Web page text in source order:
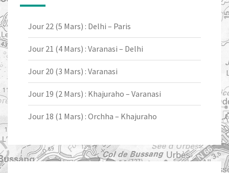
Jour 22 (5 Mars) : Delhi – Paris
Jour 21 (4 Mars) : Varanasi – Delhi
Jour 20 (3 Mars) : Varanasi
Jour 19 (2 Mars) : Khajuraho – Varanasi
Jour 18 (1 Mars) : Orchha – Khajuraho